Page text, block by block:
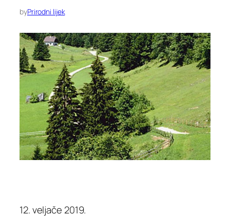
byPrirodni lijek
12. veljače 2019.